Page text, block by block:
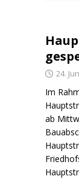
24.
Im
ab